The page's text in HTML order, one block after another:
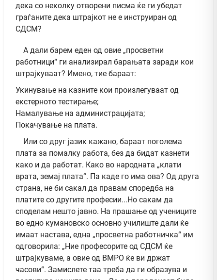
дека со неколку отворени писма ќе ги убедат
граѓаните дека штрајкот не е инструиран од
СДСМ?
А дали барем еден од овие „просветни
работници“ ги анализирал барањата заради кои
штрајкуваат? Имено, тие бараат:
Укинување на казните кои произлегуваат од
екстерното тестирање;
Намалување на администрацијата;
Покачување на плата.
Или со друг јазик кажано, бараат поголема
плата за помалку работа, без да бидат казнети
како и да работат. Како во народната „клати
врата, земај плата“. Па каде го има ова? Од друга
страна, не би сакал да правам споредба на
платите со другите професии...Но сакам да
споделам нешто јавно. На прашање од учениците
во едно кумановско основно училиште дали ќе
имаат настава, една „просветна работничка“ им
одговорила: „Ние професорите од СДСМ ќе
штрајкуваме, а овие од ВМРО ќе ви држат
часови“. Замислете таа треба да ги образува и